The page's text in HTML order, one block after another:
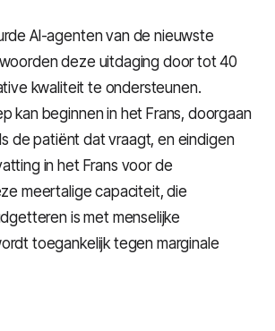
AI-agenten van de nieuwste
deze uitdaging door tot 40
kwaliteit te ondersteunen.
kan beginnen in het Frans, doorgaan
de patiënt dat vraagt, en eindigen
in het Frans voor de
meertalige capaciteit, die
is met menselijke
toegankelijk tegen marginale